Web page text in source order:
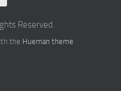
Reserved.
the Hueman theme